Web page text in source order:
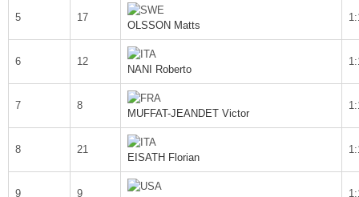
5 17
OLSSON Matts
6 12
NANI Roberto
7 8
MUFFAT-JEANDET Victor
8 21
EISATH Florian
9 9